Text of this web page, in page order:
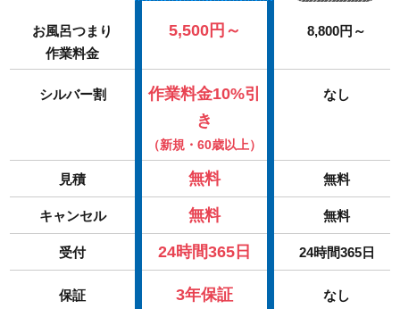
お風呂つまり
作業料金
5,500円～ 8,800円～
シルバー割
作業料金10%引
き
（新規・60歳以上）
なし
見積 無料 無料
キャンセル 無料 無料
受付 24時間365日 24時間365日
保証 3年保証 なし